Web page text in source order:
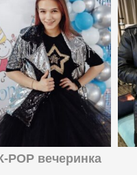
POP вечеринка